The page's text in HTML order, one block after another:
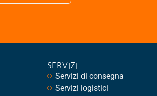
SERVIZI
Servizi di consegna
Servizi logistici